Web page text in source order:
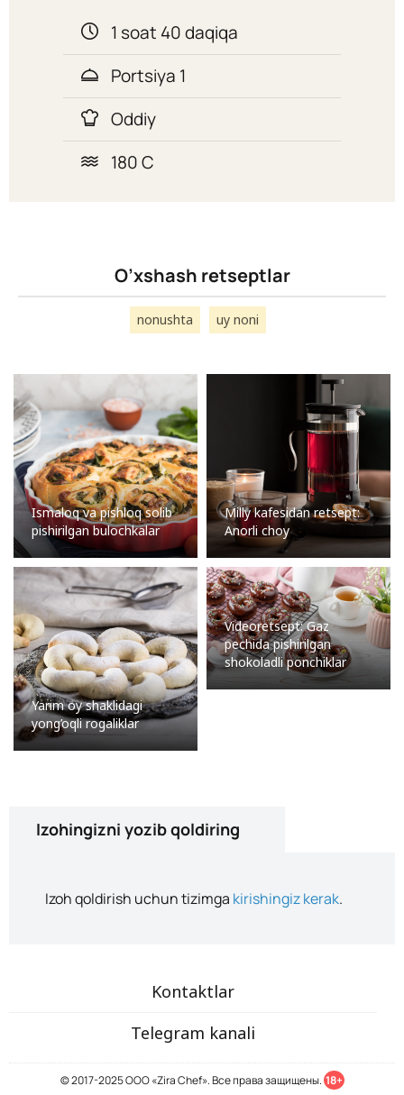
1 soat 40 daqiqa
Portsiya 1
Oddiy
180 C
O’xshash retseptlar
nonushta uy noni
Ismaloq va pishloq solib
pishirilgan bulochkalar
Milly kafesidan retsept:
Anorli choy
Yarim oy shaklidagi
yong’oqli rogaliklar
Videoretsept: Gaz
pechida pishirilgan
shokoladli ponchiklar
Izohingizni yozib qoldiring
Izoh qoldirish uchun tizimga kirishingiz kerak.
Kontaktlar
Telegram kanali
© 2017-2025 ООО «Zira Chef». Все права защищены. 18+